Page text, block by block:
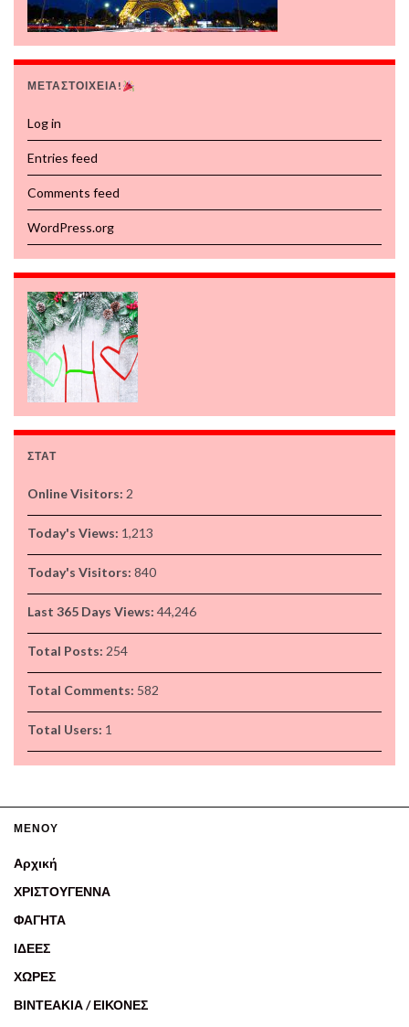
ΜΕΤΑΣΤΟΙΧΕΙΑ!
Log in
Entries feed
Comments feed
WordPress.org
ΣΤΑΤ
Online Visitors: 2
Today's Views: 1,213
Today's Visitors: 840
Last 365 Days Views: 44,246
Total Posts: 254
Total Comments: 582
Total Users: 1
ΜΕΝΟΥ
Αρχική
ΧΡΙΣΤΟΥΓΕΝΝΑ
ΦΑΓΗΤΑ
ΙΔΕΕΣ
ΧΩΡΕΣ
ΒΙΝΤΕΑΚΙΑ / ΕΙΚΟΝΕΣ